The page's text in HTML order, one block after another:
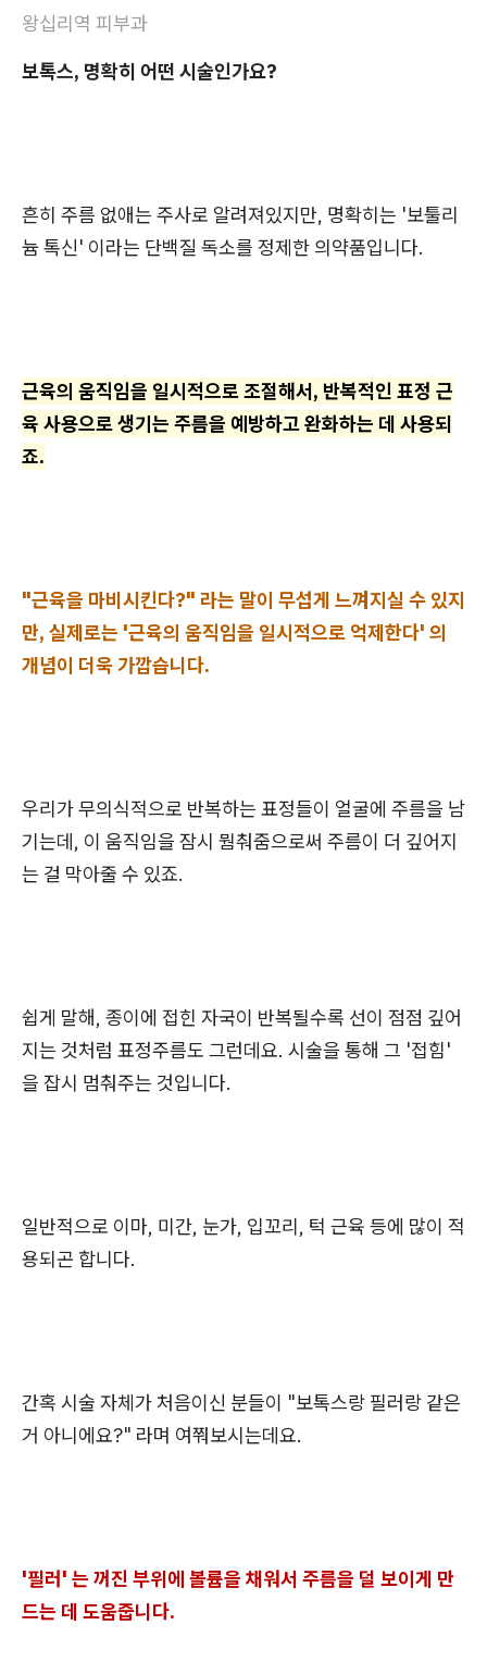
왕십리역 피부과
보톡스, 명확히 어떤 시술인가요?
흔히 주름 없애는 주사로 알려져있지만, 명확히는 '보툴리
늄 톡신' 이라는 단백질 독소를 정제한 의약품입니다.
근육의 움직임을 일시적으로 조절해서, 반복적인 표정 근
육 사용으로 생기는 주름을 예방하고 완화하는 데 사용되
죠.
"근육을 마비시킨다?" 라는 말이 무섭게 느껴지실 수 있지
만, 실제로는 '근육의 움직임을 일시적으로 억제한다' 의
개념이 더욱 가깝습니다.
우리가 무의식적으로 반복하는 표정들이 얼굴에 주름을 남
기는데, 이 움직임을 잠시 뭠춰줌으로써 주름이 더 깊어지
는 걸 막아줄 수 있죠.
쉽게 말해, 종이에 접힌 자국이 반복될수록 선이 점점 깊어
지는 것처럼 표정주름도 그런데요. 시술을 통해 그 '접힘'
을 잡시 멈춰주는 것입니다.
일반적으로 이마, 미간, 눈가, 입꼬리, 턱 근육 등에 많이 적
용되곤 합니다.
간혹 시술 자체가 처음이신 분들이 "보톡스랑 필러랑 같은
거 아니에요?" 라며 여쭤보시는데요.
'필러' 는 꺼진 부위에 볼륨을 채워서 주름을 덜 보이게 만
드는 데 도움줍니다.